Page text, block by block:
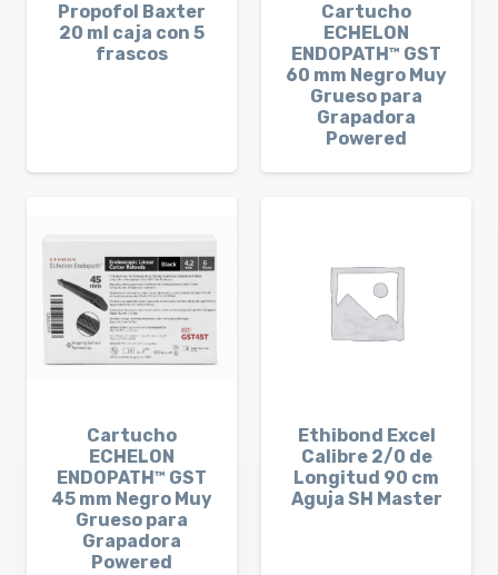
Propofol Baxter
20 ml caja con 5
frascos
Cartucho
ECHELON
ENDOPATH™ GST
60 mm Negro Muy
Grueso para
Grapadora
Powered
Cartucho
ECHELON
ENDOPATH™ GST
45 mm Negro Muy
Grueso para
Grapadora
Powered
Ethibond Excel
Calibre 2/0 de
Longitud 90 cm
Aguja SH Master